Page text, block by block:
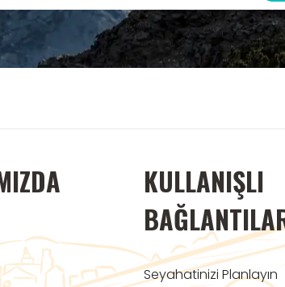
KULLANIŞLI
Seyahatinizi Planlayın